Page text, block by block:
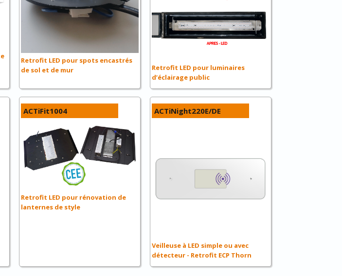
Retrofit LED pour spots encastrés
de sol et de mur
Retrofit LED pour luminaires
d’éclairage public
ACTiFit1004
Retrofit LED pour rénovation de
lanternes de style
ACTiNight220E/DE
Veilleuse à LED simple ou avec
détecteur - Retrofit ECP Thorn